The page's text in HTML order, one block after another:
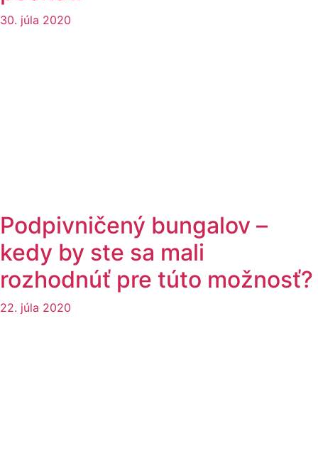
30. júla 2020
Podpivničený bungalov –
kedy by ste sa mali
rozhodnúť pre túto možnosť?
22. júla 2020